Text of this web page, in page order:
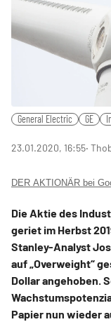
General Electric GE
23.01.2020, 16:55‧
DER AKTIONÄR bei
Die Aktie des
geriet im Herbst
Stanley-Analyst
auf „Overweight“
Dollar angehoben.
Papier nun wieder